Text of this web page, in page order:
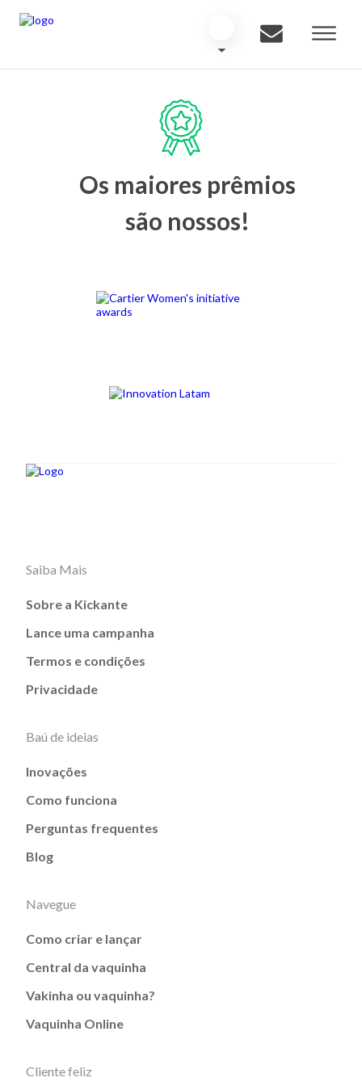
Os maiores prêmios
são nossos!
Saiba Mais
Sobre a Kickante
Lance uma campanha
Termos e condições
Privacidade
Baú de ideias
Inovações
Como funciona
Perguntas frequentes
Blog
Navegue
Como criar e lançar
Central da vaquinha
Vakinha ou vaquinha?
Vaquinha Online
Cliente feliz